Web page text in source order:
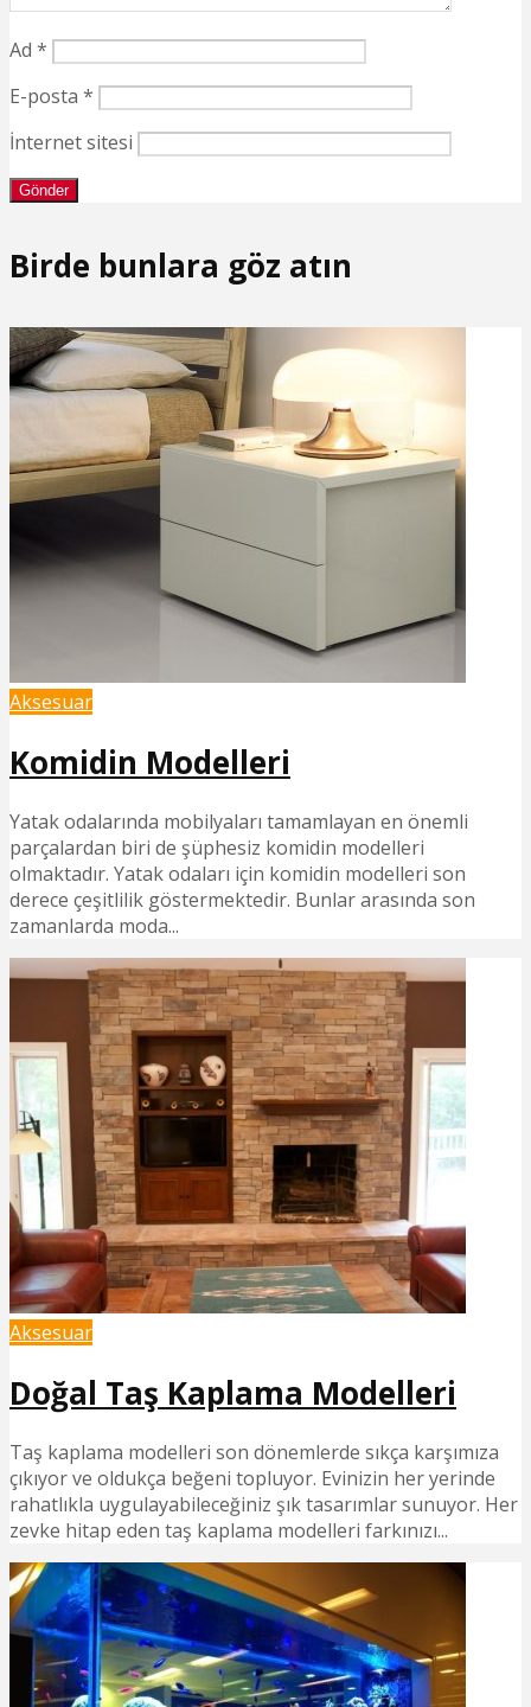
Ad *
E-posta *
İnternet sitesi
Birde bunlara göz atın
Aksesuar
Komidin Modelleri
Yatak odalarında mobilyaları tamamlayan en önemli
parçalardan biri de şüphesiz komidin modelleri
olmaktadır. Yatak odaları için komidin modelleri son
derece çeşitlilik göstermektedir. Bunlar arasında son
zamanlarda moda...
Aksesuar
Doğal Taş Kaplama Modelleri
Taş kaplama modelleri son dönemlerde sıkça karşımıza
çıkıyor ve oldukça beğeni topluyor. Evinizin her yerinde
rahatlıkla uygulayabileceğiniz şık tasarımlar sunuyor. Her
zevke hitap eden taş kaplama modelleri farkınızı...